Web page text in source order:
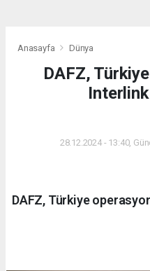
Anasayfa Dünya
DAFZ,
28.12.2024 - 13:40,
DAFZ, Türkiye